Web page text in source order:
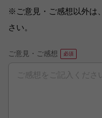
※ご意見・ご感想以外は、
さい。
ご意見・ご感想